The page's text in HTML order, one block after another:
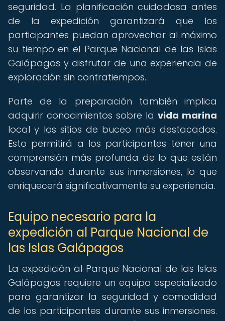
seguridad. La planificación cuidadosa antes
de la expedición garantizará que los
participantes puedan aprovechar al máximo
su tiempo en el Parque Nacional de las Islas
Galápagos y disfrutar de una experiencia de
exploración sin contratiempos.
Parte de la preparación también implica
adquirir conocimientos sobre la vida marina
local y los sitios de buceo más destacados.
Esto permitirá a los participantes tener una
comprensión más profunda de lo que están
observando durante sus inmersiones, lo que
enriquecerá significativamente su experiencia.
Equipo necesario para la
expedición al Parque Nacional de
las Islas Galápagos
La expedición al Parque Nacional de las Islas
Galápagos requiere un equipo especializado
para garantizar la seguridad y comodidad
de los participantes durante sus inmersiones.